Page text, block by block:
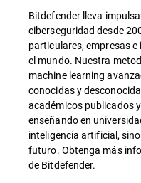
Bitdefender lleva
ciberseguridad desde
particulares, empresas
el mundo. Nuestra
machine learning
conocidas y
académicos publicados
enseñando en
inteligencia artificial,
futuro. Obtenga más
de Bitdefender.